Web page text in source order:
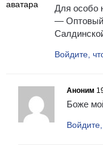
Для особо
— Оптовый
Войдите,
Аноним
Боже